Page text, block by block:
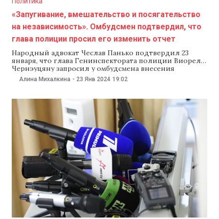
«Запугивание, вмешательство и посягательство
на независимость». Омбудсмен подтвердил, что
глава полиции просил его изменить отчет
Народный адвокат Чеслав Панько подтвердил 23
января, что глава Генинспектората полиции Виорел
Чернэуцяну запросил у омбудсмена внесения
изменений в отчет о случае суицида в СИЗО
Чимишлийского инспектората полиции, который
он рассматривает эти действия, как «посягательство
на независимость института Народного адвоката».
«Кроме того, давление,
Алина Михалкина - 23 Янв 2024 19:02